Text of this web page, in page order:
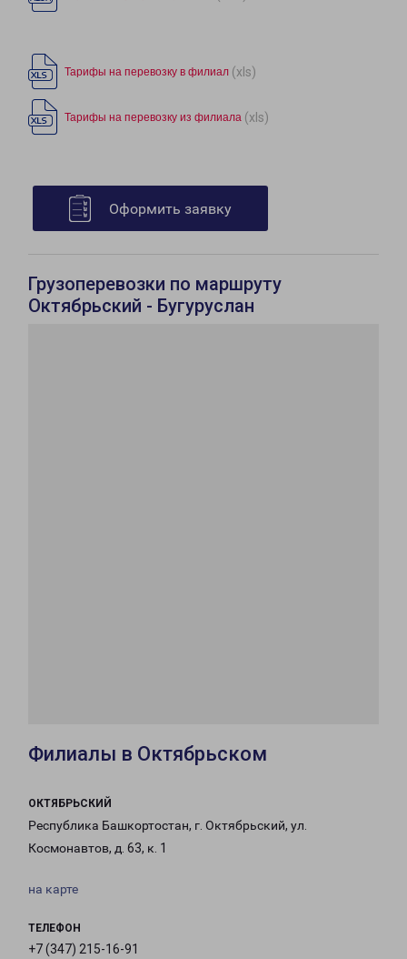
Тарифы на перевозку в филиал (xls)
Тарифы на перевозку из филиала (xls)
Оформить заявку
Грузоперевозки по маршруту
Октябрьский - Бугуруслан
Филиалы в Октябрьском
ОКТЯБРЬСКИЙ
Республика Башкортостан, г. Октябрьский, ул.
Космонавтов, д. 63, к. 1
на карте
ТЕЛЕФОН
+7 (347) 215-16-91